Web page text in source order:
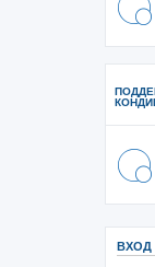
ВХОД